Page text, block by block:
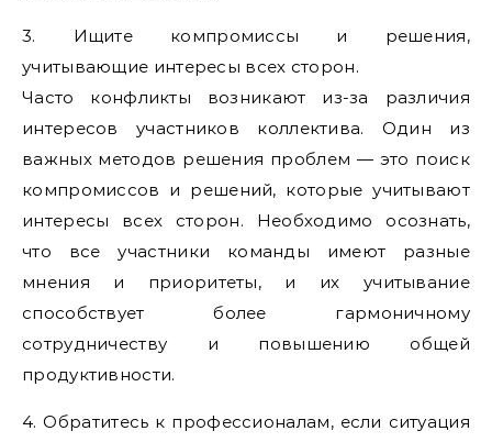
3. Ищите компромиссы и решения,
учитывающие интересы всех сторон.
Часто конфликты возникают из-за различия
интересов участников коллектива. Один из
важных методов решения проблем — это поиск
компромиссов и решений, которые учитывают
интересы всех сторон. Необходимо осознать,
что все участники команды имеют разные
мнения и приоритеты, и их учитывание
способствует более гармоничному
сотрудничеству и повышению общей
продуктивности.
4. Обратитесь к профессионалам, если ситуация